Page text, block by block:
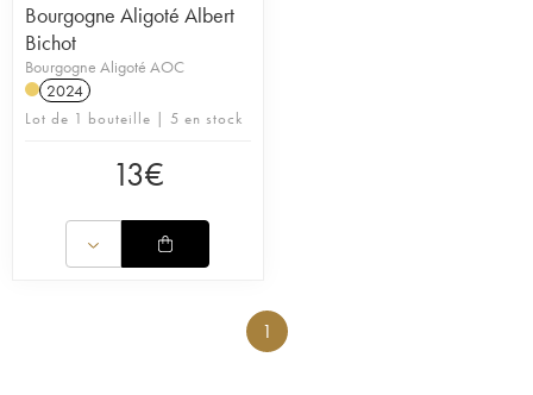
Bourgogne Aligoté Albert
Bichot
Bourgogne Aligoté AOC
2024
Lot de 1 bouteille | 5 en stock
13€
1